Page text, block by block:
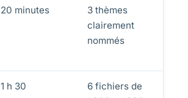
20 minutes
3 thèmes
clairement
nommés
1 h 30
6 fichiers de